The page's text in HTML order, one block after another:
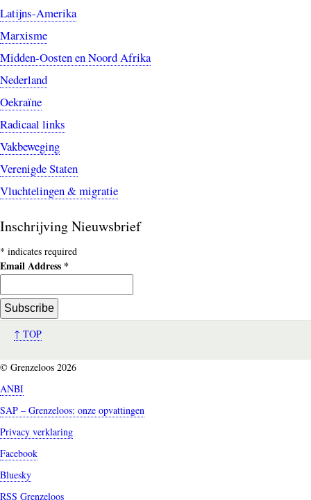
Latijns-Amerika
Marxisme
Midden-Oosten en Noord Afrika
Nederland
Oekraïne
Radicaal links
Vakbeweging
Verenigde Staten
Vluchtelingen & migratie
Inschrijving Nieuwsbrief
* indicates required
Email Address *
↑ TOP
© Grenzeloos 2026
ANBI
SAP – Grenzeloos: onze opvattingen
Privacy verklaring
Facebook
Bluesky
RSS Grenzeloos